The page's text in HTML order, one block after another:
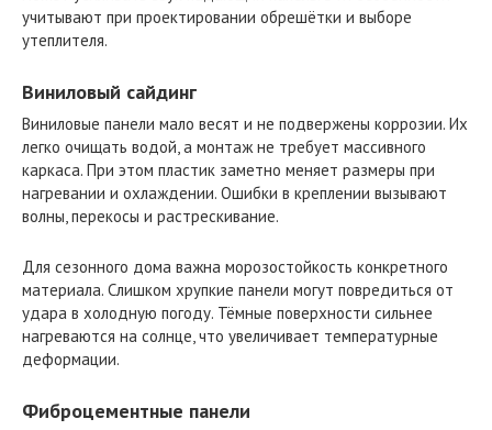
учитывают при проектировании обрешётки и выборе
утеплителя.
Виниловый сайдинг
Виниловые панели мало весят и не подвержены коррозии. Их
легко очищать водой, а монтаж не требует массивного
каркаса. При этом пластик заметно меняет размеры при
нагревании и охлаждении. Ошибки в креплении вызывают
волны, перекосы и растрескивание.
Для сезонного дома важна морозостойкость конкретного
материала. Слишком хрупкие панели могут повредиться от
удара в холодную погоду. Тёмные поверхности сильнее
нагреваются на солнце, что увеличивает температурные
деформации.
Фиброцементные панели